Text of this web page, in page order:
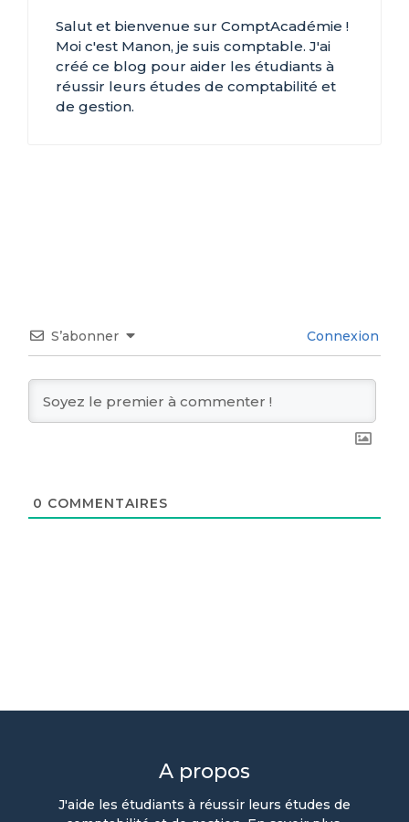
Salut et bienvenue sur ComptAcadémie !
Moi c'est Manon, je suis comptable. J'ai
créé ce blog pour aider les étudiants à
réussir leurs études de comptabilité et
de gestion.
S’abonner Connexion
0 COMMENTAIRES
A propos
J'aide les étudiants à réussir leurs études de